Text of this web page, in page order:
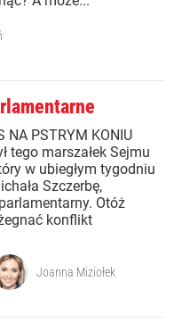
NA PSTRYM KONIU
tego marszałek Sejmu
w ubiegłym tygodniu
Szczerbę,
Otóż
konflikt
Joanna Miziołek